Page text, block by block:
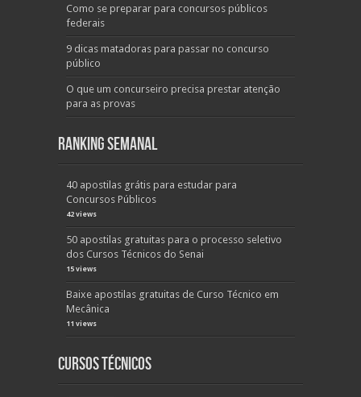
Como se preparar para concursos públicos
federais
9 dicas matadoras para passar no concurso
público
O que um concurseiro precisa prestar atenção
para as provas
Ranking Semanal
40 apostilas grátis para estudar para
Concursos Públicos
42 views
50 apostilas gratuitas para o processo seletivo
dos Cursos Técnicos do Senai
15 views
Baixe apostilas gratuitas de Curso Técnico em
Mecânica
11 views
Cursos Técnicos